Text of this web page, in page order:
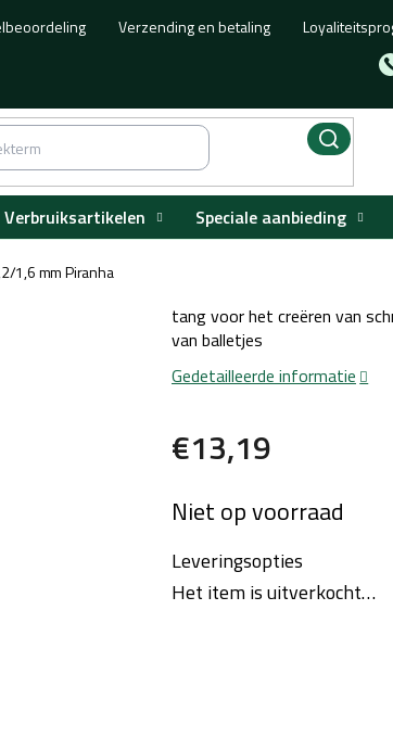
Verzending en betaling
Verbruiksartikelen Speciale aanbieding
1,6 mm Piranha
€13,19
prijs:
Niet op voorraad
Leveringsopties
Het item is uitverkocht…
tang voor het creëren van
van balletjes
Gedetailleerde informatie